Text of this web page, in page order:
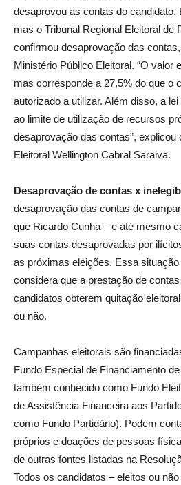
desaprovou as contas do candidato.
mas o Tribunal Regional Eleitoral de
confirmou desaprovação das
Ministério Público Eleitoral. “O valor
mas corresponde a 27,5% do que o
autorizado a utilizar. Além disso, a
ao limite de utilização de recursos
desaprovação das contas”, explicou
Eleitoral Wellington Cabral Saraiva.
Desaprovação de contas x
desaprovação das contas de
que Ricardo Cunha – e até mesmo
suas contas desaprovadas por
as próximas eleições. Essa
considera que a prestação de
candidatos obterem quitação
ou não.
Campanhas eleitorais são
Fundo Especial de Financiamento
também conhecido como Fundo
de Assistência Financeira aos
como Fundo Partidário). Podem
próprios e doações de pessoas
de outras fontes listadas na
Todos os candidatos – eleitos ou